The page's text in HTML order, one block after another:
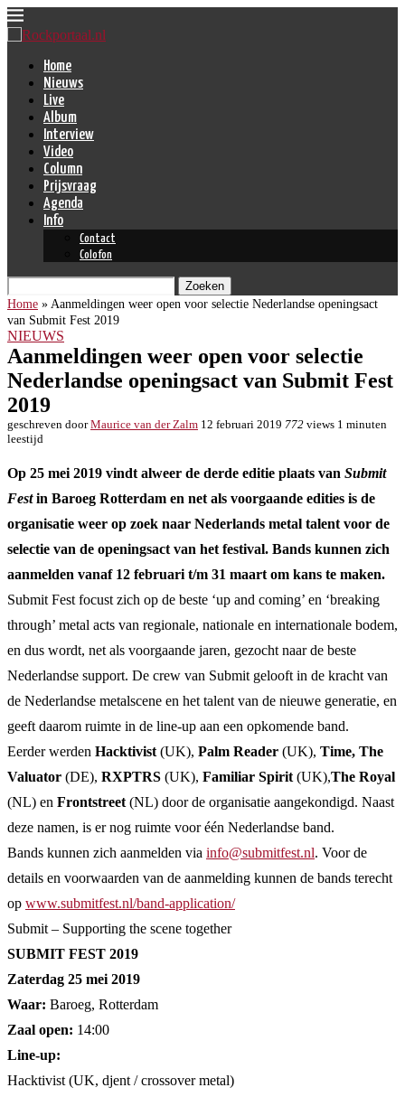
Home
Nieuws
Live
Album
Interview
Video
Column
Prijsvraag
Agenda
Info
Contact
Colofon
Zoeken
Home » Aanmeldingen weer open voor selectie Nederlandse openingsact
van Submit Fest 2019
NIEUWS
Aanmeldingen weer open voor selectie
Nederlandse openingsact van Submit Fest
2019
geschreven doorMaurice van der Zalm 12 februari 2019 772 views 1 minuten
leestijd
Op 25 mei 2019 vindt alweer de derde editie plaats van Submit
Festin Baroeg Rotterdam en net als voorgaande edities is de
organisatie weer op zoek naar Nederlands metal talent voor de
selectie van de openingsact van het festival. Bands kunnen zich
aanmelden vanaf 12 februari t/m 31 maart om kans te maken.
Submit Fest focust zich op de beste ‘up and coming’ en ‘breaking
through’ metal acts van regionale, nationale en internationale bodem,
en dus wordt, net als voorgaande jaren, gezocht naar de beste
Nederlandse support. De crew van Submit gelooft in de kracht van
de Nederlandse metalscene en het talent van de nieuwe generatie, en
geeft daarom ruimte in de line-up aan een opkomende band.
Eerder werden Hacktivist (UK), Palm Reader (UK), Time, The
Valuator (DE), RXPTRS (UK), Familiar Spirit (UK),The Royal
(NL) en Frontstreet (NL) door de organisatie aangekondigd. Naast
deze namen, is er nog ruimte voor één Nederlandse band.
Bands kunnen zich aanmelden via info@submitfest.nl. Voor de
details en voorwaarden van de aanmelding kunnen de bands terecht
op www.submitfest.nl/band-application/
Submit – Supporting the scene together
SUBMIT FEST 2019
Zaterdag 25 mei 2019
Waar: Baroeg, Rotterdam
Zaal open: 14:00
Line-up:
Hacktivist (UK, djent / crossover metal)